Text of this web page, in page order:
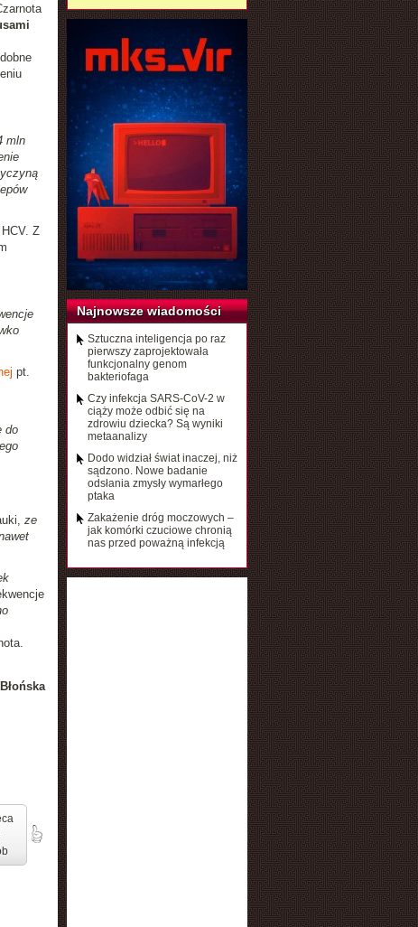
mln
Z
pt.
do
ze
Najnowsze wiadomości
Sztuczna inteligencja po raz
pierwszy zaprojektowała
funkcjonalny genom
bakteriofaga
Czy infekcja SARS-CoV-2 w
ciąży może odbić się na
zdrowiu dziecka? Są wyniki
metaanalizy
Dodo widział świat inaczej, niż
sądzono. Nowe badanie
odsłania zmysły wymarłego
ptaka
Zakażenie dróg moczowych –
jak komórki czuciowe chronią
nas przed poważną infekcją